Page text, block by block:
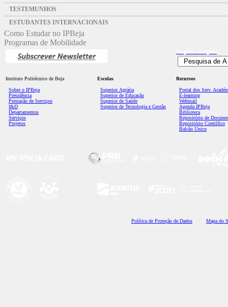
TESTEMUNHOS
ESTUDANTES INTERNACIONAIS
Como Estudar no IPBeja
Programas de Mobilidade
Instituto Politécnico de Beja
Sobre o IPBeja
Presidência
Prestação de Serviços
I&D
Departamentos
Serviços
Projetos
Escolas
Superior Agrária
Superior de Educação
Superior de Saúde
Superior de Tecnologia e Gestão
Recursos
Portal dos Serv.
E-learning
Webmail
Agenda IPBeja
Biblioteca
Repositório de
Repositório Científico
Balcão Único
Política de Proteção de Dados Mapa do